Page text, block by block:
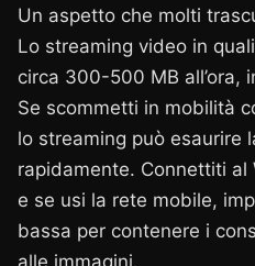
Un aspetto che molti
Lo streaming video in
circa 300-500 MB all’ora,
Se scommetti in mobilità
lo streaming può esaurire
rapidamente. Connettiti al
e se usi la rete mobile,
bassa per contenere i
alle immagini.